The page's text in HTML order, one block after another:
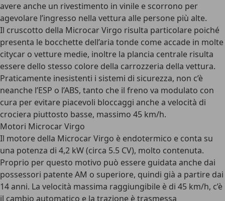
avere anche un rivestimento in vinile e scorrono per
agevolare l’ingresso nella vettura alle persone più alte.
Il cruscotto della Microcar Virgo risulta particolare poiché
presenta le bocchette dell’aria tonde come accade in molte
citycar o vetture medie, inoltre la plancia centrale risulta
essere dello stesso colore della carrozzeria della vettura.
Praticamente inesistenti i sistemi di sicurezza, non c’è
neanche l’ESP o l’ABS, tanto che il freno va modulato con
cura per evitare piacevoli bloccaggi anche a velocità di
crociera piuttosto basse, massimo 45 km/h.
Motori Microcar Virgo
Il motore della Microcar Virgo è endotermico e conta su
una potenza di 4,2 kW (circa 5.5 CV), molto contenuta.
Proprio per questo motivo può essere guidata anche dai
possessori patente AM o superiore, quindi già a partire dai
14 anni. La velocità massima raggiungibile è di 45 km/h, c’è
il cambio automatico e la trazione è trasmessa